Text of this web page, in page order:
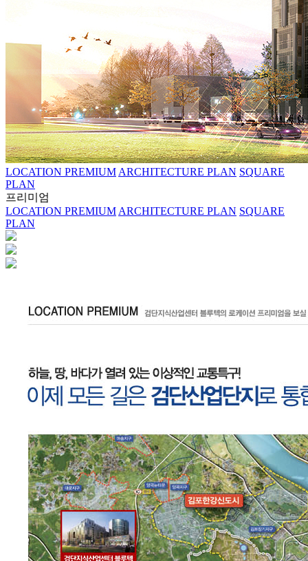
LOCATION PREMIUM ARCHITECTURE PLAN SQUARE
PLAN
프리미엄
LOCATION PREMIUM ARCHITECTURE PLAN SQUARE
PLAN